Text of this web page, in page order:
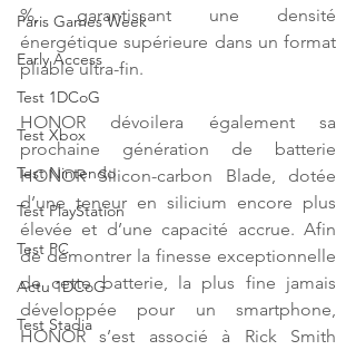
Paris Games Week
Early Access
Test 1DCoG
Test Xbox
Test Nintendo
Test PlayStation
Test PC
Actu 1DCoG
Test Stadia
%, garantissant une densité
énergétique supérieure dans un format
pliable ultra-fin.
HONOR dévoilera également sa
prochaine génération de batterie
HONOR Silicon-carbon Blade, dotée
d’une teneur en silicium encore plus
élevée et d’une capacité accrue. Afin
de démontrer la finesse exceptionnelle
de cette batterie, la plus fine jamais
développée pour un smartphone,
HONOR s’est associé à Rick Smith